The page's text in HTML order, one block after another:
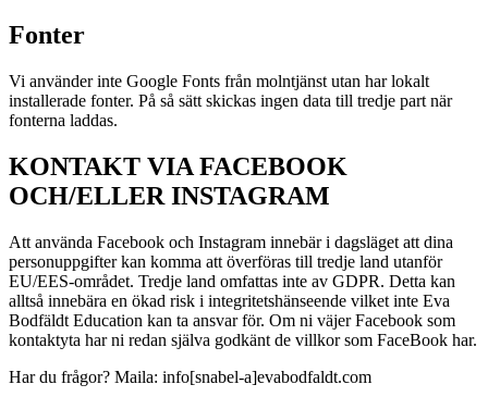
Fonter
Vi använder inte Google Fonts från molntjänst utan har lokalt
installerade fonter. På så sätt skickas ingen data till tredje part när
fonterna laddas.
KONTAKT VIA FACEBOOK
OCH/ELLER INSTAGRAM
Att använda Facebook och Instagram innebär i dagsläget att dina
personuppgifter kan komma att överföras till tredje land utanför
EU/EES-området. Tredje land omfattas inte av GDPR. Detta kan
alltså innebära en ökad risk i integritetshänseende vilket inte Eva
Bodfäldt Education kan ta ansvar för. Om ni väjer Facebook som
kontaktyta har ni redan själva godkänt de villkor som FaceBook har.
Har du frågor? Maila: info[snabel-a]evabodfaldt.com